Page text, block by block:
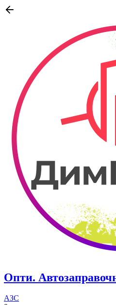
Опти.
АЗС